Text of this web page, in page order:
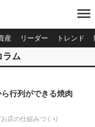
menu
産 リーダー トレンド
ラム
行列ができる焼肉
店の仕組みづくり